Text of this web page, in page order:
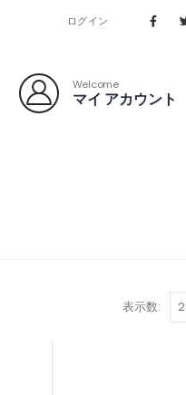
ログイン
Welcome
マイ アカウント
表示数: